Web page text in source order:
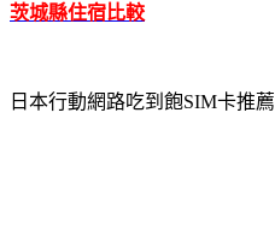
茨城縣住宿比較
日本行動網路吃到飽SIM卡推薦